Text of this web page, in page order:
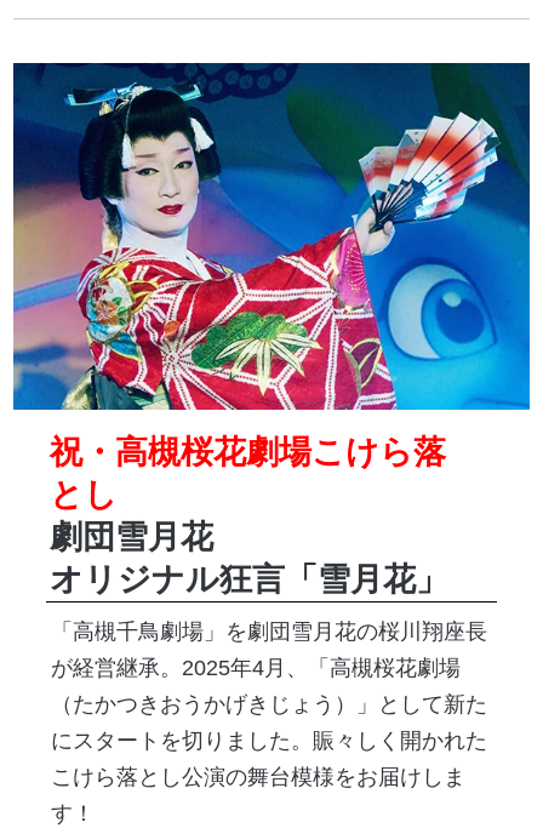
祝・高槻桜花劇場こけら落
とし
劇団雪月花
オリジナル狂言「雪月花」
「高槻千鳥劇場」を劇団雪月花の桜川翔座長
が経営継承。2025年4月、「高槻桜花劇場
（たかつきおうかげきじょう）」として新た
にスタートを切りました。賑々しく開かれた
こけら落とし公演の舞台模様をお届けしま
す！